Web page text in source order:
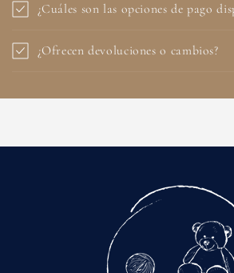
¿Cuáles son las opciones de pago
¿Ofrecen devoluciones o cambios?